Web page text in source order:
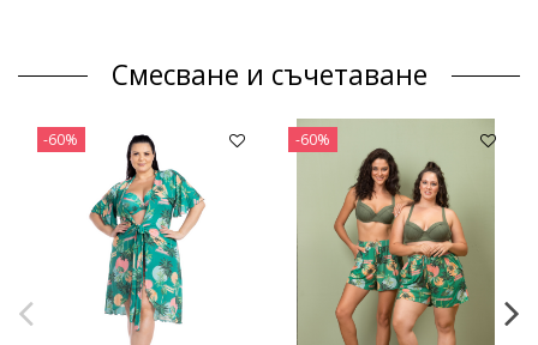
Смесване и съчетаване
-60% -60%